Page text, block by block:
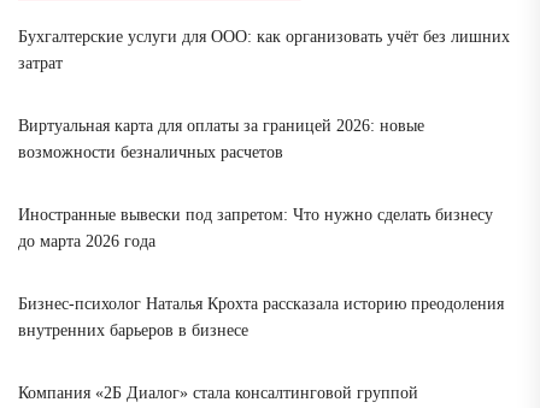
Бухгалтерские услуги для ООО: как организовать учёт без лишних
затрат
Виртуальная карта для оплаты за границей 2026: новые
возможности безналичных расчетов
Иностранные вывески под запретом: Что нужно сделать бизнесу
до марта 2026 года
Бизнес-психолог Наталья Крохта рассказала историю преодоления
внутренних барьеров в бизнесе
Компания «2Б Диалог» стала консалтинговой группой